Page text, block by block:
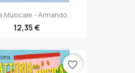
Musicale - Armando...
12,35 €
favorite_border